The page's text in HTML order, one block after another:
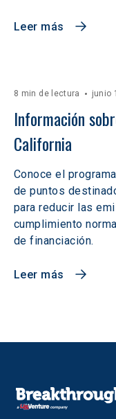
Leer más
8 min de lectura junio
Información
California
Conoce el
de puntos
para reducir las
cumplimiento
de financiación.
Leer más